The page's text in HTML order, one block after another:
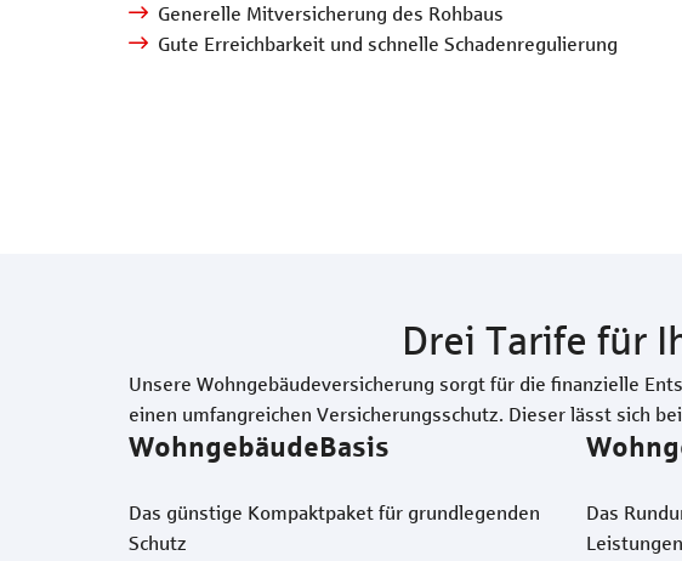
Generelle Mitversicherung des Rohbaus
Gute Erreichbarkeit und schnelle Schadenregulierung
Drei Tarife für
Unsere Wohngebäudeversicherung sorgt für die finanzielle
einen umfangreichen Versicherungsschutz. Dieser lässt sich
WohngebäudeBasis
Das günstige Kompaktpaket für grundlegenden
Schutz
Das
Leistungen